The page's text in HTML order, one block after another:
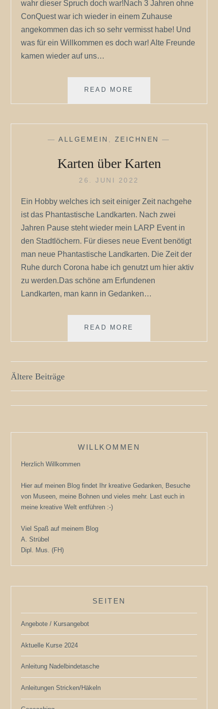
wahr dieser Spruch doch war!Nach 3 Jahren ohne
ConQuest war ich wieder in einem Zuhause
angekommen das ich so sehr vermisst habe! Und
was für ein Willkommen es doch war! Alte Freunde
kamen wieder auf uns…
READ MORE
—ALLGEMEIN ZEICHNEN —
Karten über Karten
26. JUNI 2022
Ein Hobby welches ich seit einiger Zeit nachgehe
ist das Phantastische Landkarten. Nach zwei
Jahren Pause steht wieder mein LARP Event in
den Stadtlöchern. Für dieses neue Event benötigt
man neue Phantastische Landkarten. Die Zeit der
Ruhe durch Corona habe ich genutzt um hier aktiv
zu werden.Das schöne am Erfundenen
Landkarten, man kann in Gedanken…
READ MORE
Beitragsnavigation
Ältere Beiträge
WILLKOMMEN
Herzlich Willkommen
Hier auf meinen Blog findet Ihr kreative Gedanken, Besuche
von Museen, meine Bohnen und vieles mehr. Last euch in
meine kreative Welt entführen :-)
Viel Spaß auf meinem Blog
A. Strübel
Dipl. Mus. (FH)
SEITEN
Angebote / Kursangebot
Aktuelle Kurse 2024
Anleitung Nadelbindetasche
Anleitungen Stricken/Häkeln